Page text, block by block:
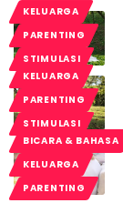
KELUARGA
PARENTING
STIMULASI
KELUARGA
PARENTING
STIMULASI
BICARA & BAHASA
KELUARGA
PARENTING